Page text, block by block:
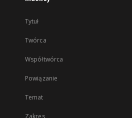
Tytuł
Twórca
Współtwórca
Powiązanie
Temat
Zakres